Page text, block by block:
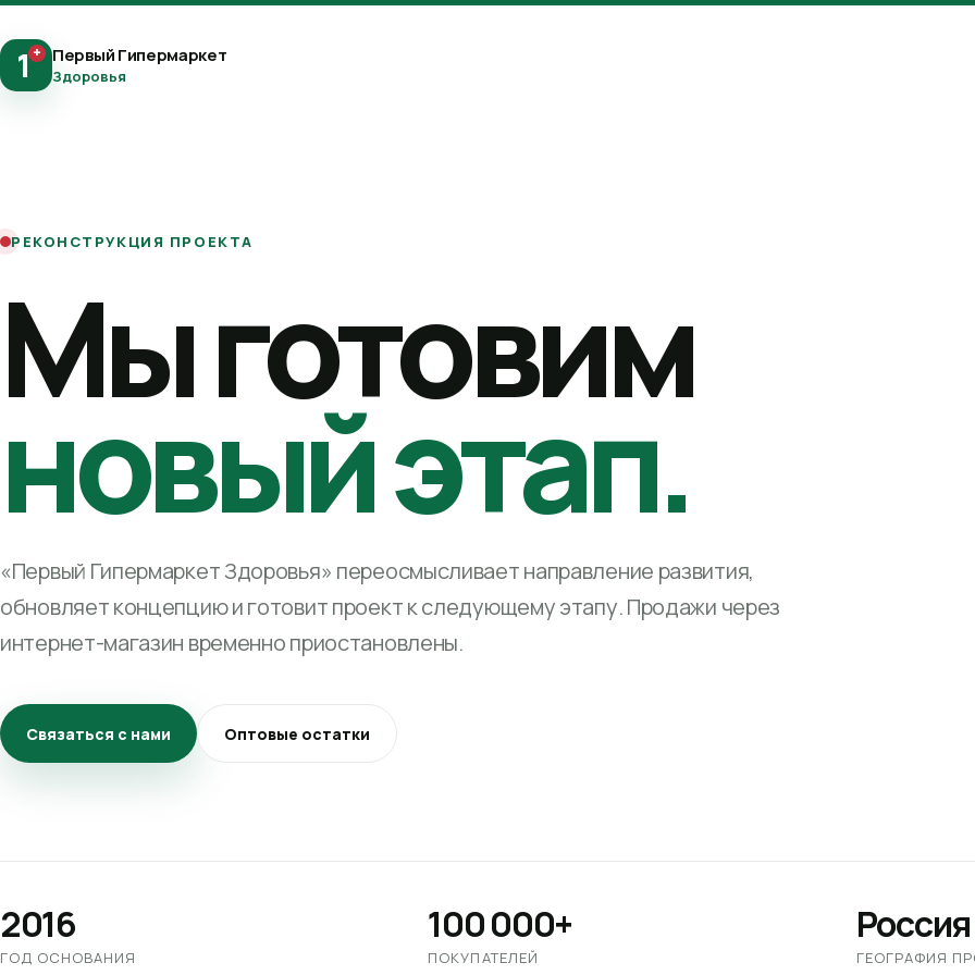
1+ Первый Гипермаркет
Здоровья
РЕКОНСТРУКЦИЯ ПРОЕКТА
Мы готовим
новый этап.
«Первый Гипермаркет Здоровья» переосмысливает направление развития,
обновляет концепцию и готовит проект к следующему этапу. Продажи через
интернет-магазин временно приостановлены.
Связаться с нами Оптовые остатки
2016
ГОД ОСНОВАНИЯ
100 000+
ПОКУПАТЕЛЕЙ
Россия
ГЕОГРАФИЯ